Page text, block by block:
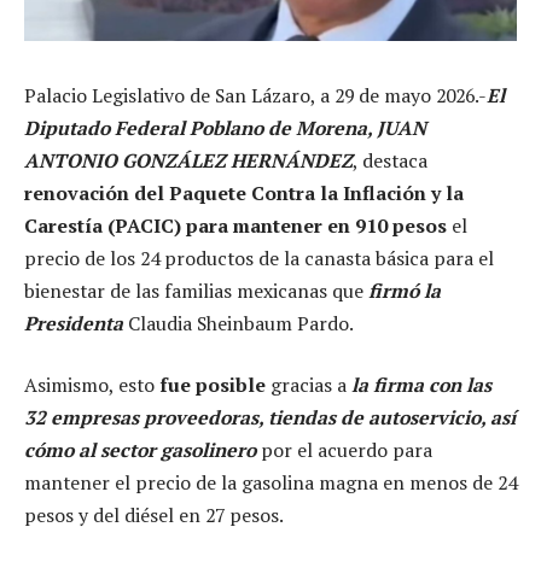
Palacio Legislativo de San Lázaro, a 29 de mayo 2026.-El
Diputado Federal Poblano de Morena, JUAN
ANTONIO GONZÁLEZ HERNÁNDEZ, destaca
renovación del Paquete Contra la Inflación y la
Carestía (PACIC) para mantener en 910 pesos el
precio de los 24 productos de la canasta básica para el
bienestar de las familias mexicanas quefirmó la
Presidenta Claudia Sheinbaum Pardo.
Asimismo, estofue posible gracias ala firma con las
32 empresas proveedoras, tiendas de autoservicio, así
cómo al sector gasolineropor el acuerdo para
mantener el precio de la gasolina magna en menos de 24
pesos y del diésel en 27 pesos.